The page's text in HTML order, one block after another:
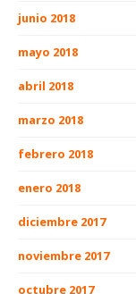
junio 2018
mayo 2018
abril 2018
marzo 2018
febrero 2018
enero 2018
diciembre 2017
noviembre 2017
octubre 2017